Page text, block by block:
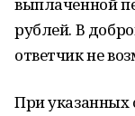
рублей. В
ответчик не
При указанных